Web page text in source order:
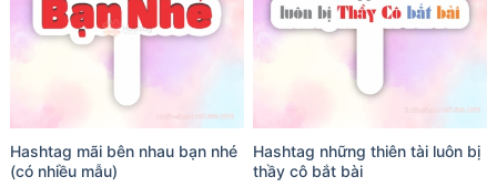
Hashtag mãi bên nhau bạn nhé
(có nhiều mẫu)
Hashtag những thiên tài luôn bị
thầy cô bắt bài